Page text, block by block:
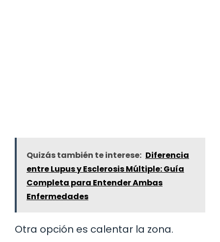
Quizás también te interese: Diferencia
entre Lupus y Esclerosis Múltiple: Guía
Completa para Entender Ambas
Enfermedades
Otra opción es calentar la zona.